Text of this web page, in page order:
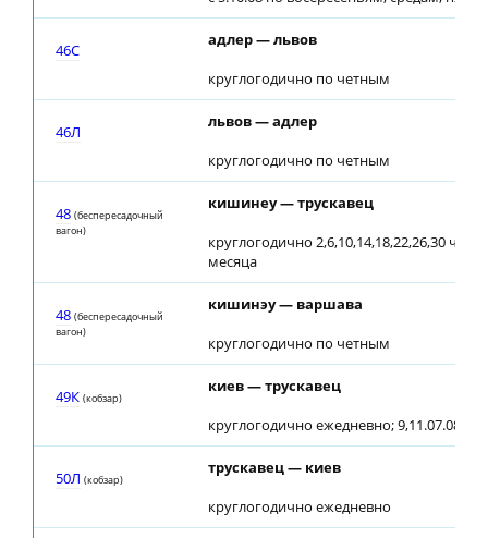
46С
адлер — львов
круглогодично по четным
46Л
львов — адлер
круглогодично по четным
48 (беспересадочный
вагон)
кишинеу — трускавец
круглогодично 2,6,10,14,18,22,26,30
месяца
48 (беспересадочный
вагон)
кишинэу — варшава
круглогодично по четным
49К (кобзар)
киев — трускавец
круглогодично ежедневно; 9,11.07.08 до
50Л (кобзар)
трускавец — киев
круглогодично ежедневно